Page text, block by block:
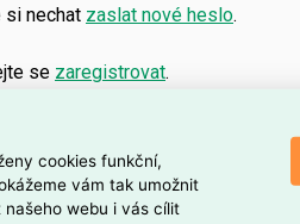
si nechat zaslat nové heslo.
se zaregistrovat.
cookies funkční,
vám tak umožnit
webu i vás cílit